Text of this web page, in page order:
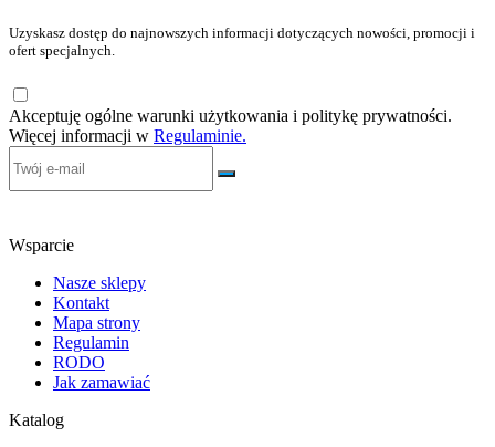
Uzyskasz dostęp do najnowszych informacji dotyczących nowości, promocji i
ofert specjalnych.
Akceptuję ogólne warunki użytkowania i politykę prywatności.
Więcej informacji w Regulaminie.
Wsparcie
Nasze sklepy
Kontakt
Mapa strony
Regulamin
RODO
Jak zamawiać
Katalog